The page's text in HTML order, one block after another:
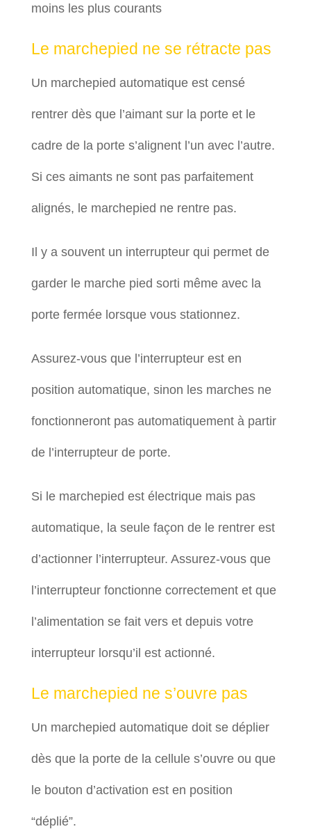
moins les plus courants
Le marchepied ne se rétracte pas
Un marchepied automatique est censé
rentrer dès que l’aimant sur la porte et le
cadre de la porte s’alignent l’un avec l’autre.
Si ces aimants ne sont pas parfaitement
alignés, le marchepied ne rentre pas.
Il y a souvent un interrupteur qui permet de
garder le marche pied sorti même avec la
porte fermée lorsque vous stationnez.
Assurez-vous que l’interrupteur est en
position automatique, sinon les marches ne
fonctionneront pas automatiquement à partir
de l’interrupteur de porte.
Si le marchepied est électrique mais pas
automatique, la seule façon de le rentrer est
d’actionner l’interrupteur. Assurez-vous que
l’interrupteur fonctionne correctement et que
l’alimentation se fait vers et depuis votre
interrupteur lorsqu’il est actionné.
Le marchepied ne s’ouvre pas
Un marchepied automatique doit se déplier
dès que la porte de la cellule s’ouvre ou que
le bouton d’activation est en position
“déplié”.